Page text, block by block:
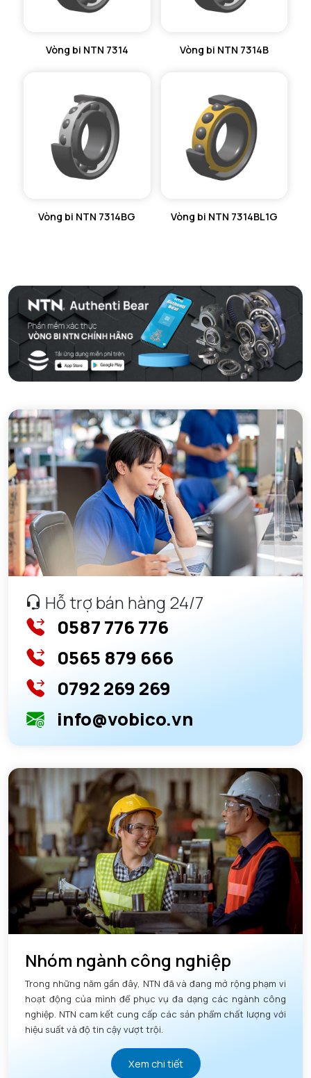
Vòng bi NTN 7314 Vòng bi NTN 7314B
Vòng bi NTN 7314BG Vòng bi NTN 7314BL1G
Hỗ trợ bán hàng 24/7
0587 776 776
0565 879 666
0792 269 269
info@vobico.vn
Nhóm ngành công nghiệp
Trong những năm gần đây, NTN đã và đang mở rộng phạm vi
hoạt động của mình để phục vụ đa dạng các ngành công
nghiệp. NTN cam kết cung cấp các sản phẩm chất lượng với
hiệu suất và độ tin cậy vượt trội.
Xem chi tiết